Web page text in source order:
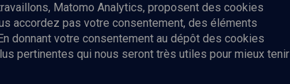
Matomo Analytics, proposent des cookies
accordez pas votre consentement, des éléments
donnant votre consentement au dépôt des cookies
pertinentes qui nous seront très utiles pour mieux tenir